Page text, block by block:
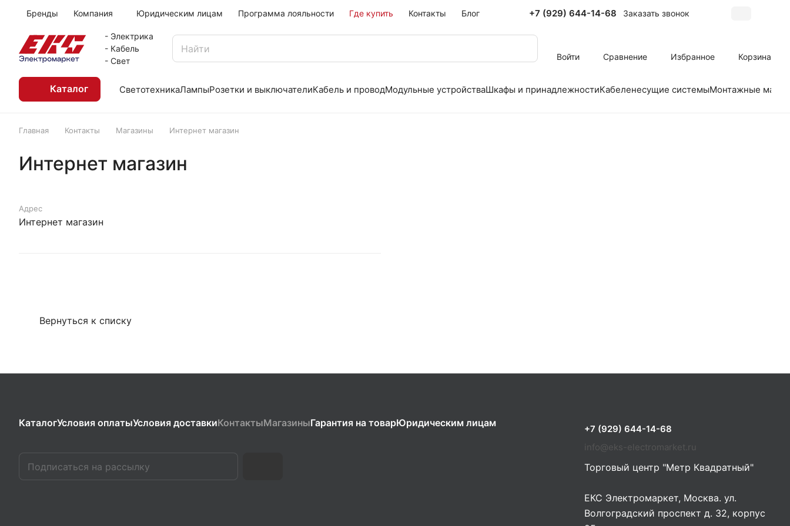
Бренды Компания Юридическим лицам Программа лояльности Где купить Контакты Блог +7 (929) 644-14-68 Заказать звонок
- Электрика
- Кабель
- Свет
Войти Сравнение Избранное Корзина
Каталог СветотехникаЛампыРозетки и выключателиКабель и проводМодульные устройстваШкафы и принадлежностиКабеленесущие системыМонтажные
Главная Контакты Магазины Интернет магазин
Интернет магазин
Адрес
Интернет магазин
Вернуться к списку
КаталогУсловия оплатыУсловия доставкиКонтактыМагазиныГарантия на товарЮридическим лицам
+7 (929) 644-14-68
info@eks-electromarket.ru
Торговый центр "Метр Квадратный"
ЕКС Электромаркет, Москва. ул.
Волгоградский проспект д. 32, корпус